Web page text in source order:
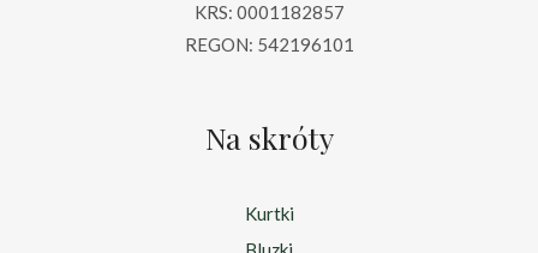
KRS: 0001182857
REGON: 542196101
Na skróty
Kurtki